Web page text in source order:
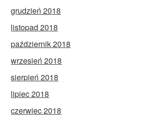
grudzień 2018
listopad 2018
październik 2018
wrzesień 2018
sierpień 2018
lipiec 2018
czerwiec 2018